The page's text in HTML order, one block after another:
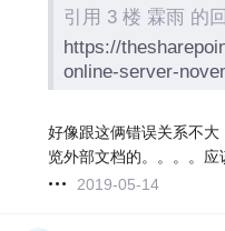
引用 3 楼 霖雨 的
https://
online-server-
好像跟这俩错误关系不
览外部文档的。。。。
2019-05-14